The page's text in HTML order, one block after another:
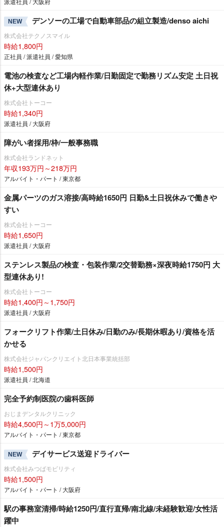
NEW デンソーの工場で自動車部品の組立製造/denso aichi
株式会社テクノスマイル
時給1,800円
正社員 / 派遣社員 / 愛知県
電池の検査など工場内軽作業/日勤固定で勤務リズム安定 土日祝
休+大型連休あり
株式会社トーコー
時給1,340円
派遣社員 / 大阪府
障がい者採用/枠/一般事務職
株式会社ランドネット
年収193万円～218万円
アルバイト・パート / 東京都
金属パーツのガス溶接/高時給1650円 日勤&土日祝休みで働き
すい
株式会社トーコー
時給1,650円
派遣社員 / 大阪府
ステンレス製品の検査・包装作業/2交替勤務×深夜時給1750円 大
型連休あり!
株式会社トーコー
時給1,400円～1,750円
派遣社員 / 大阪府
フォークリフト作業/土日休み/日勤のみ/長期休暇あり/資格を活
かせる
株式会社ジャパンクリエイト北日本事業統括部
時給1,500円
派遣社員 / 北海道
完全予約制医院の歯科医師
おじまデンタルクリニック
時給4,500円～1万5,000円
アルバイト・パート / 東京都
NEW デイサービス送迎ドライバー
株式会社みつばモビリティ
時給1,500円
アルバイト・パート / 大阪府
駅の事務室清掃/時給1250円/直行直帰/南北線/未経験歓迎/女性活
躍中